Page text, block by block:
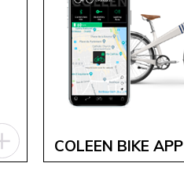
COLEEN BIKE APP